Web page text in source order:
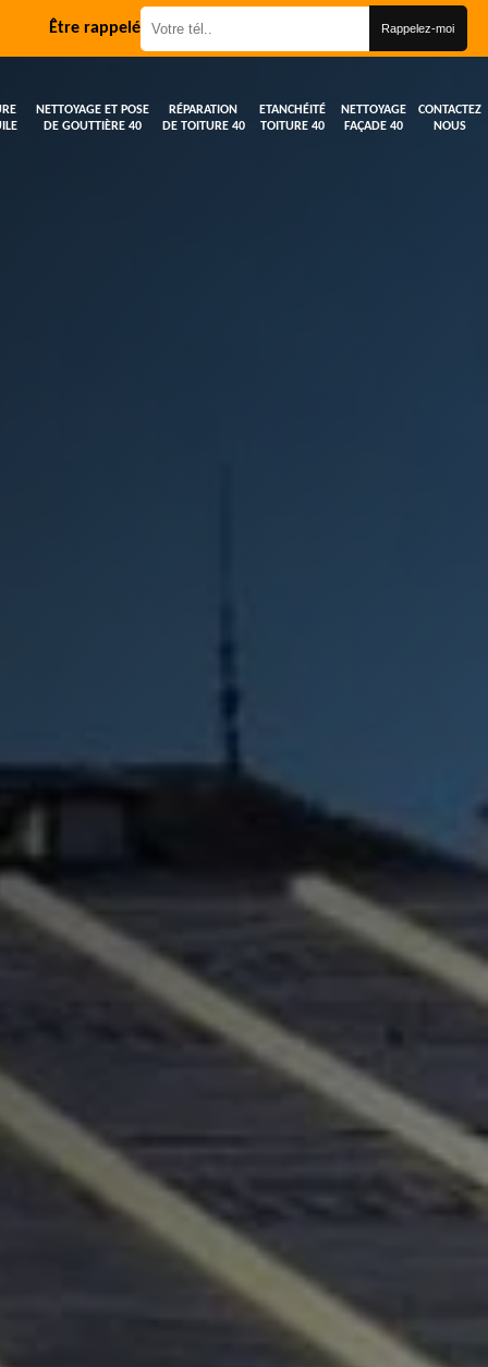
Être rappelé
NETTOYAGE ET POSE
DE GOUTTIÈRE 40
RÉPARATION
DE TOITURE 40
ETANCHÉITÉ
TOITURE 40
NETTOYAGE
FAÇADE 40
CONTACTEZ
NOUS